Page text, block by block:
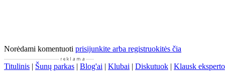
Norėdami komentuoti prisijunkite arba registruokitės čia
Titulinis | Šunų parkas | Blog'ai | Klubai | Diskutuok | Klausk eksperto